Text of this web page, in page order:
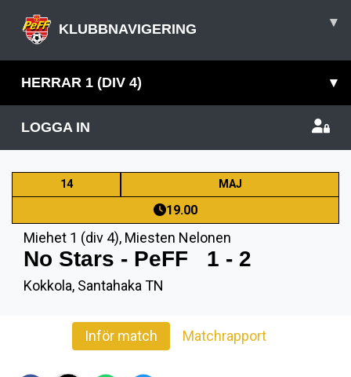
KLUBBNAVIGERING ▾
HERRAR 1 (DIV 4) ▾
LOGGA IN
14 MAJ
19.00
Miehet 1 (div 4), Miesten Nelonen
No Stars - PeFF 1 - 2
Kokkola, Santahaka TN
Inför match Matchrapport